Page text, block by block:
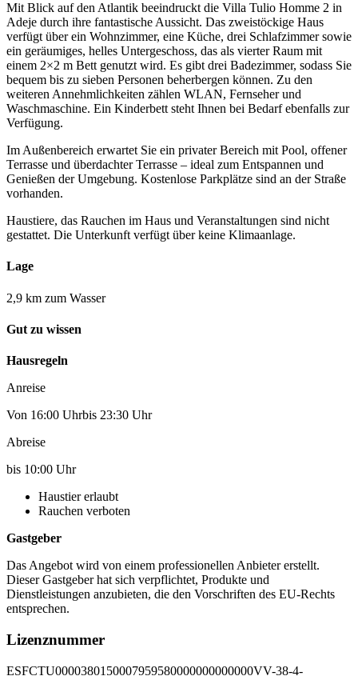
Mit Blick auf den Atlantik beeindruckt die Villa Tulio Homme 2 in
Adeje durch ihre fantastische Aussicht. Das zweistöckige Haus
verfügt über ein Wohnzimmer, eine Küche, drei Schlafzimmer sowie
ein geräumiges, helles Untergeschoss, das als vierter Raum mit
einem 2×2 m Bett genutzt wird. Es gibt drei Badezimmer, sodass Sie
bequem bis zu sieben Personen beherbergen können. Zu den
weiteren Annehmlichkeiten zählen WLAN, Fernseher und
Waschmaschine. Ein Kinderbett steht Ihnen bei Bedarf ebenfalls zur
Verfügung.
Im Außenbereich erwartet Sie ein privater Bereich mit Pool, offener
Terrasse und überdachter Terrasse – ideal zum Entspannen und
Genießen der Umgebung. Kostenlose Parkplätze sind an der Straße
vorhanden.
Haustiere, das Rauchen im Haus und Veranstaltungen sind nicht
gestattet. Die Unterkunft verfügt über keine Klimaanlage.
Lage
2,9 km zum Wasser
Gut zu wissen
Hausregeln
Anreise
Von 16:00 Uhrbis 23:30 Uhr
Abreise
bis 10:00 Uhr
Haustier erlaubt
Rauchen verboten
Gastgeber
Das Angebot wird von einem professionellen Anbieter erstellt.
Dieser Gastgeber hat sich verpflichtet, Produkte und
Dienstleistungen anzubieten, die den Vorschriften des EU-Rechts
entsprechen.
Lizenznummer
ESFCTU0000380150007959580000000000000VV-38-4-